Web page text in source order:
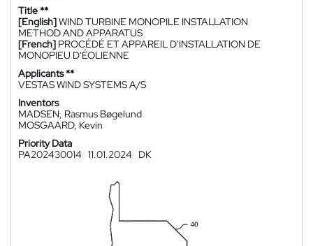
Title **
[English]WIND TURBINE MONOPILE INSTALLATION
METHOD AND APPARATUS
[French] PROCÉDÉ ET APPAREIL D'INSTALLATION DE
MONOPIEU D'ÉOLIENNE
Applicants **
VESTAS WIND SYSTEMS A/S
Inventors
MADSEN, Rasmus Bøgelund
MOSGAARD, Kevin
Priority Data
PA202430014 11.01.2024 DK